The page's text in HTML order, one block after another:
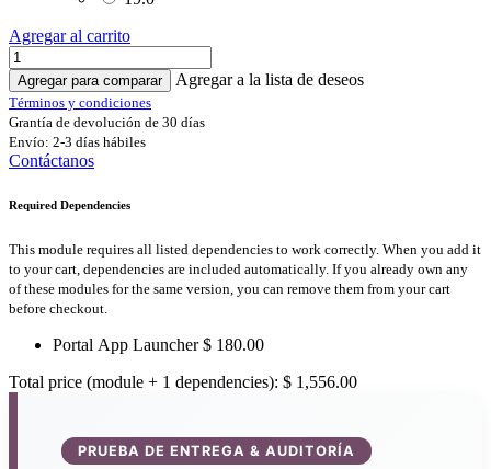
Agregar al carrito
Agregar para comparar Agregar a la lista de deseos
Términos y condiciones
Grantía de devolución de 30 días
Envío: 2-3 días hábiles
Contáctanos
Required Dependencies
This module requires all listed dependencies to work correctly. When you add it
to your cart, dependencies are included automatically. If you already own any
of these modules for the same version, you can remove them from your cart
before checkout.
Portal App Launcher$ 180.00
Total price (module + 1 dependencies): $ 1,556.00
PRUEBA DE ENTREGA & AUDITORÍA